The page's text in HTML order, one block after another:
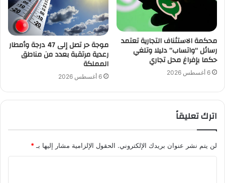
محكمة الاستئناف التجارية تعتمد
رسائل “واتساب” دليلا وتلغي
حكما بإفراغ محل تجاري
6 أغسطس 2026
موجة حر تصل إلى 47 درجة وأمطار
رعدية مرتقبة بعدد من مناطق
المملكة
6 أغسطس 2026
اترك تعليقاً
لن يتم نشر عنوان بريدك الإلكتروني. الحقول الإلزامية مشار إليها بـ *